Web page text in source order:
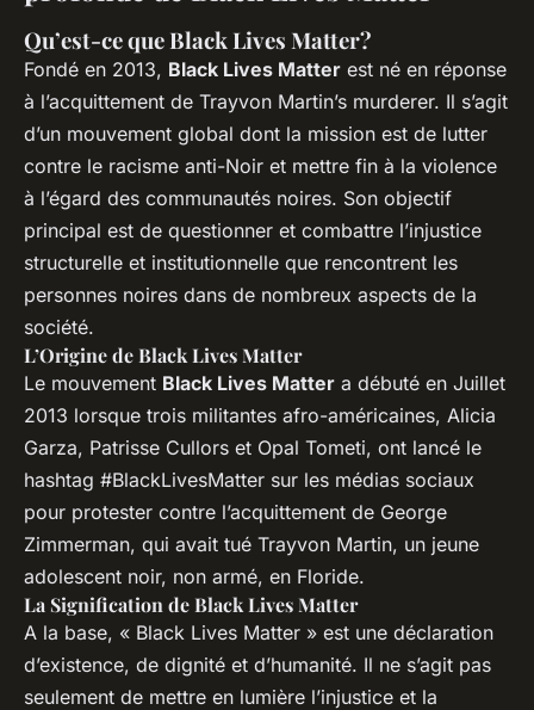
Qu’est-ce que Black Lives Matter?
Fondé en 2013, Black Lives Matter est né en réponse
à l’acquittement de Trayvon Martin’s murderer. Il s’agit
d’un mouvement global dont la mission est de lutter
contre le racisme anti-Noir et mettre fin à la violence
à l’égard des communautés noires. Son objectif
principal est de questionner et combattre l’injustice
structurelle et institutionnelle que rencontrent les
personnes noires dans de nombreux aspects de la
société.
L’Origine de Black Lives Matter
Le mouvement Black Lives Matter a débuté en Juillet
2013 lorsque trois militantes afro-américaines, Alicia
Garza, Patrisse Cullors et Opal Tometi, ont lancé le
hashtag #BlackLivesMatter sur les médias sociaux
pour protester contre l’acquittement de George
Zimmerman, qui avait tué Trayvon Martin, un jeune
adolescent noir, non armé, en Floride.
La Signification de Black Lives Matter
A la base, « Black Lives Matter » est une déclaration
d’existence, de dignité et d’humanité. Il ne s’agit pas
seulement de mettre en lumière l’injustice et la